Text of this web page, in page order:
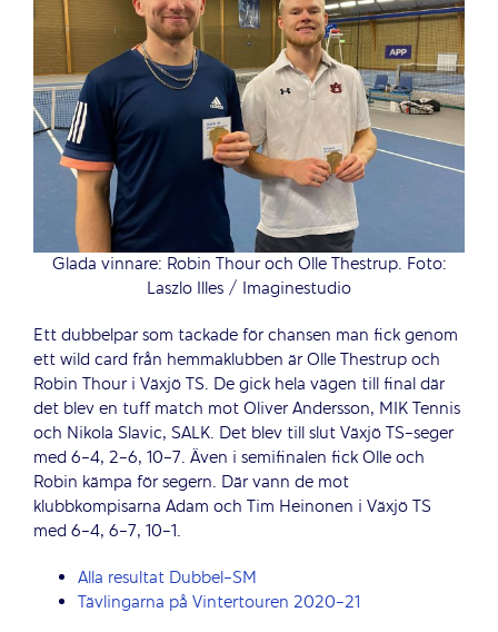
Glada vinnare: Robin Thour och Olle Thestrup. Foto:
Laszlo Illes / Imaginestudio
Ett dubbelpar som tackade för chansen man fick genom
ett wild card från hemmaklubben är Olle Thestrup och
Robin Thour i Växjö TS. De gick hela vägen till final där
det blev en tuff match mot Oliver Andersson, MIK Tennis
och Nikola Slavic, SALK. Det blev till slut Växjö TS-seger
med 6-4, 2-6, 10-7. Även i semifinalen fick Olle och
Robin kämpa för segern. Där vann de mot
klubbkompisarna Adam och Tim Heinonen i Växjö TS
med 6-4, 6-7, 10-1.
Alla resultat Dubbel-SM
Tävlingarna på Vintertouren 2020-21